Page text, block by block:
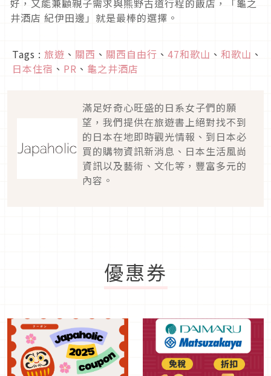
好，又能兼顧親子需求與熊野古道行程的飯店，「龜之
井酒店 紀伊田邊」就是最棒的選擇。
Tags : 旅遊 、 關西 、 關西自由行 、 47和歌山 、 和歌山 、
日本住宿 、 PR 、 龜之井酒店
滿足好奇心旺盛的日系女子們的願
望，我們提供在旅遊書上絕對找不到
的日本在地即時觀光情報、到日本必
買的購物資訊新消息、日本生活風尚
資訊以及藝術、文化等，豐富多元的
內容。
優惠券